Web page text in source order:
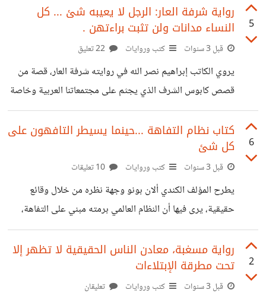
مختلفة للمجتمع عن الصورة النمطية في أذهاننا لكل أنواع
العلاقات ، الحاكم والمحكوم ، الأبناء والوالدين ، الأصدقاء ، الرجل
والمرأة ..... الجمهور بسواده الأعظم يتفق على التغيير الإيجابي
للأفكار الذي تقدمه هذه الأعمال في النظرة للتاريخ والواقع معا ،
ما يشعرك بالصدمة أن الجمهور أكثر إتفاقا وبشدة على أن دور
5
رواية شرفة العار: الرجل لا يعيبه شئ ... كل
النساء مدانات ولن تثبت براءتهن .
قبل 3 سنوات كتب وروايات
يروي الكاتب إبراهيم نصر الله في روايته شرفة العار، قصة من
قصص كابوس الشرف الذي يجثم على مجتمعاتنا العربية وخاصة
الأوساط الشعبية والطبقات الفقيرة . قصة منار الفتاة التي يصر
والدها على تعليمها لينجو بها إلى حياة أفضل، ولكن مرض والدها
المفاجئ يبقيها وباقي العائلة تحت رحمة شقيقها أمين، الذي
يغرق في مستنقع من السلوكيات المشبوهة والمنحرفة، ويخالط
سيئي السمعة . يتسبب أمين بمشاكله الكثيرة بحادثة اغتصاب
شقيقته منار من أحد رفقاءه، وعندها يصر أمين على قتلها لوأد
6
كتاب نظام التفاهة ...حينما يسيطر التافهون على
كل شئ
قبل 3 سنوات كتب وروايات
يطرح المؤلف الكندي ألان بونو وجهة نظره من خلال وقائع
حقيقية، يرى فيها أن النظام العالمي برمته مبني على التفاهة،
المؤسسات والجامعات والإعلام وما إلى ذلك تعمل بنظام التفاهة.
ويقصد بذلك أنها جميعها تسعى للحفاظ على المستوى المتوسط
في كل شئ ، المهم فقط هو الإستمرارية. كلها تسعى للحفاظ على
المستوى المتوسط للموظفين والطلاب، والجيد هو فقط من يعمل
2
رواية مسغبة، معادن الناس الحقيقية لا تظهر إلا
تحت مطرقة الإبتلاءات
قبل 3 سنوات كتب وروايات تعليقان